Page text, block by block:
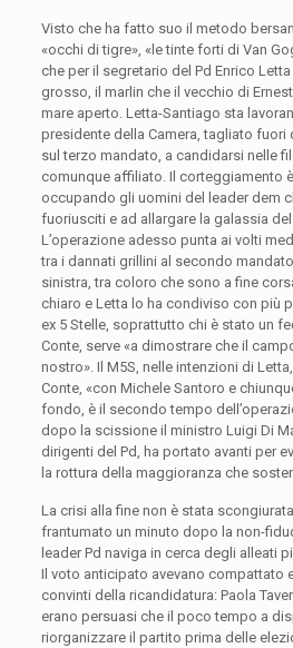
Visto che ha fatto suo il metodo
«occhi di tigre», «le tinte forti di Van
che per il segretario del Pd Enrico
grosso, il marlin che il vecchio di
mare aperto. Letta-Santiago sta
presidente della Camera, tagliato fuori
sul terzo mandato, a candidarsi nelle
comunque affiliato. Il corteggiamento
occupando gli uomini del leader dem
fuoriusciti e ad allargare la galassia
L’operazione adesso punta ai volti
tra i dannati grillini al secondo
sinistra, tra coloro che sono a fine
chiaro e Letta lo ha condiviso con più
ex 5 Stelle, soprattutto chi è stato un
Conte, serve «a dimostrare che il
nostro». Il M5S, nelle intenzioni di
Conte, «con Michele Santoro e
fondo, è il secondo tempo
dopo la scissione il ministro Luigi Di
dirigenti del Pd, ha portato avanti per
la rottura della maggioranza che
La crisi alla fine non è stata
frantumato un minuto dopo la non-
leader Pd naviga in cerca degli alleati
Il voto anticipato avevano compattato
convinti della ricandidatura: Paola
erano persuasi che il poco tempo a
riorganizzare il partito prima delle